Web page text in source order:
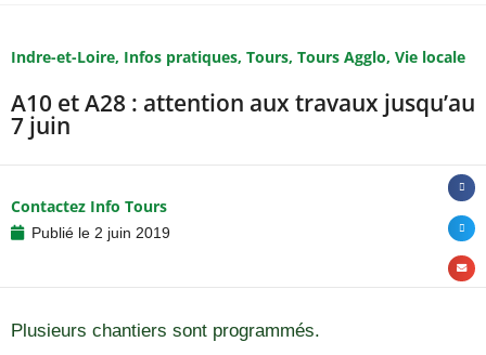
Indre-et-Loire, Infos pratiques, Tours, Tours Agglo, Vie locale
A10 et A28 : attention aux travaux jusqu’au
7 juin
Contactez Info Tours
Publié le 2 juin 2019
Plusieurs chantiers sont programmés.